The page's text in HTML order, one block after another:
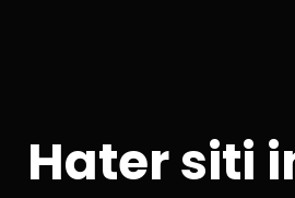
Hater siti